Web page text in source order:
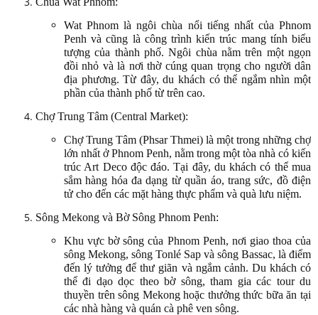
Wat Phnom là ngôi chùa nổi tiếng nhất của Phnom
Penh và cũng là công trình kiến trúc mang tính biểu
tượng của thành phố. Ngôi chùa nằm trên một ngọn
đồi nhỏ và là nơi thờ cúng quan trọng cho người dân
địa phương. Từ đây, du khách có thể ngắm nhìn một
phần của thành phố từ trên cao.
Chợ Trung Tâm (Central Market):
Chợ Trung Tâm (Phsar Thmei) là một trong những chợ
lớn nhất ở Phnom Penh, nằm trong một tòa nhà có kiến
trúc Art Deco độc đáo. Tại đây, du khách có thể mua
sắm hàng hóa đa dạng từ quần áo, trang sức, đồ điện
tử cho đến các mặt hàng thực phẩm và quà lưu niệm.
Sông Mekong và Bờ Sông Phnom Penh:
Khu vực bờ sông của Phnom Penh, nơi giao thoa của
sông Mekong, sông Tonlé Sap và sông Bassac, là điểm
đến lý tưởng để thư giãn và ngắm cảnh. Du khách có
thể đi dạo dọc theo bờ sông, tham gia các tour du
thuyền trên sông Mekong hoặc thưởng thức bữa ăn tại
các nhà hàng và quán cà phê ven sông.